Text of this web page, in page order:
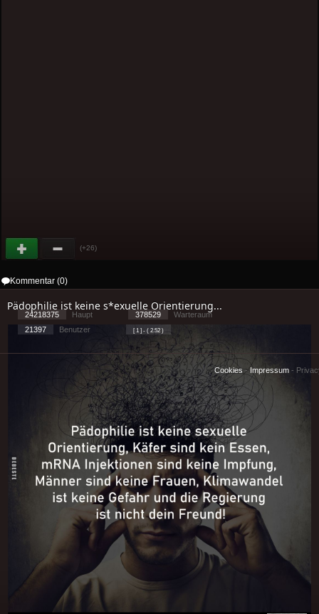
(+26)
Kommentar (0)
Pädophilie ist keine s*exuelle Orientierung...
24218375 Haupt 378529
Warteraum
21397
Benutzer [ 1 ] - ( 2.52 )
Cookies -Impressum -